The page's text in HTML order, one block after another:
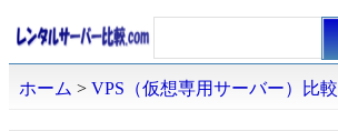
ホーム > VPS（仮想専用サーバー）比較